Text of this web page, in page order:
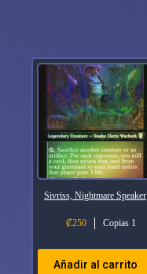
Sivriss, Nightmare Speaker
₡250 Copias 1
Añadir al carrito